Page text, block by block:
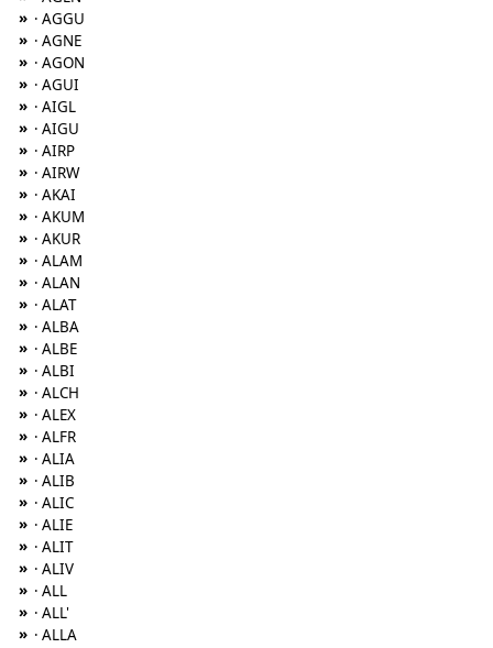
» · AGGU
» · AGNE
» · AGON
» · AGUI
» · AIGL
» · AIGU
» · AIRP
» · AIRW
» · AKAI
» · AKUM
» · AKUR
» · ALAM
» · ALAN
» · ALAT
» · ALBA
» · ALBE
» · ALBI
» · ALCH
» · ALEX
» · ALFR
» · ALIA
» · ALIB
» · ALIC
» · ALIE
» · ALIT
» · ALIV
» · ALL
» · ALL'
» · ALLA